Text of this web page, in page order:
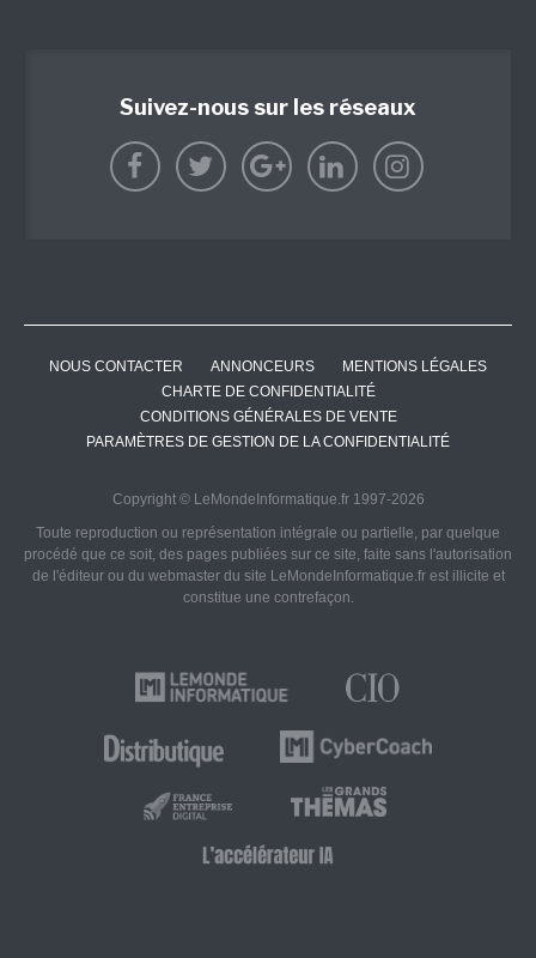
Suivez-nous sur les réseaux
NOUS CONTACTER ANNONCEURS
MENTIONS LÉGALES
CHARTE DE CONFIDENTIALITÉ
CONDITIONS GÉNÉRALES DE VENTE
PARAMÈTRES DE GESTION DE LA CONFIDENTIALITÉ
Copyright © LeMondeInformatique.fr 1997-2026
Toute reproduction ou représentation intégrale ou partielle, par quelque
procédé que ce soit, des pages publiées sur ce site, faite sans l'autorisation
de l'éditeur ou du webmaster du site LeMondeInformatique.fr est illicite et
constitue une contrefaçon.